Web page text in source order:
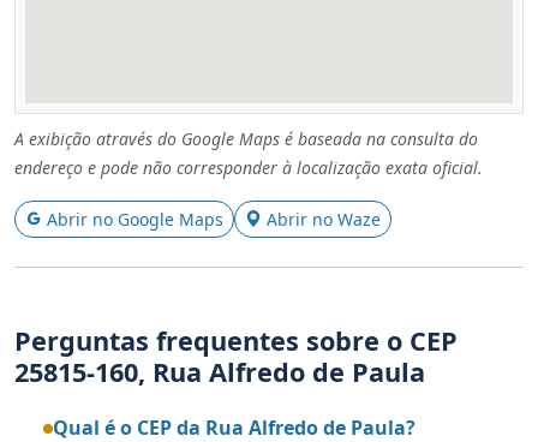
A exibição através do Google Maps é baseada na consulta do
endereço e pode não corresponder à localização exata oficial.
Abrir no Google Maps Abrir no Waze
Perguntas frequentes sobre o CEP
25815-160, Rua Alfredo de Paula
Qual é o CEP da Rua Alfredo de Paula?